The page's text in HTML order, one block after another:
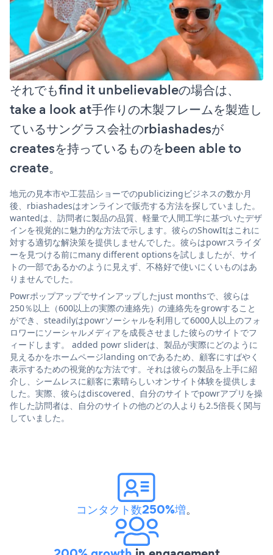
それでもfind it unbelievableの場合は、
take a look at手作りの木製フレームを製造し
ているサングラス会社のrbiashadesが
createsを持っているものをbeen able to
create。
地元の見本市や工芸品ショーでのpublicizingビジネスの数か月
後、rbiashadesはオンラインで販売する方法を探していました。
wantedは、訪問者に製品の品質、軽量で人間工学に基づいたデザ
インを視覚的に魅力的な方法で示します。彼らのShowItはこれに
対する適切な解決策を提供しませんでした。彼らはpowrスライダ
ーを見つける前にmany different optionsを試しましたが、サイ
トの一部であるかのように見えず、不格好で使いにくいものはあ
りませんでした。
Powrポップアップでサインアップしたjust monthsで、彼らは
250％以上（600以上の実際の連絡先）の連絡先をgrowすること
ができ、steadilyはpowrソーシャルを利用して6000人以上のフォ
ロワーにソーシャルメディアを成長させました彼らのサイトでフ
ィードします。 added powr sliderは、製品が実際にどのように
見えるかをホームページlanding onであるため、顧客にすばやく
表示するための視覚的な方法です。それは彼らの製品を上手に紹
介し、シームレスに顧客に素晴らしいオンサイト体験を提供しま
した。実際、彼らはdiscovered、自分のサイトでpowrアプリを操
作した訪問者は、自分のサイトの他のどの人よりも2.5倍長く関与
していました。
コンタクト数250%増。